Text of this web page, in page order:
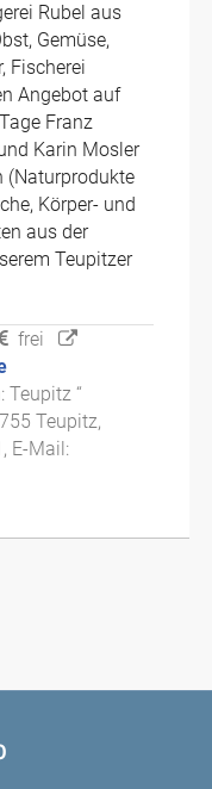
Rubel aus
Gemüse,
Fischerei
Angebot auf
Franz
Karin Mosler
(Naturprodukte
Körper- und
aus der
Teupitzer
frei
“
Teupitz,
E-Mail: